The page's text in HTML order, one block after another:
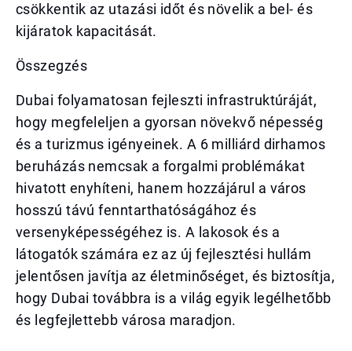
csökkentik az utazási időt és növelik a bel- és
kijáratok kapacitását.
Összegzés
Dubai folyamatosan fejleszti infrastruktúráját,
hogy megfeleljen a gyorsan növekvő népesség
és a turizmus igényeinek. A 6 milliárd dirhamos
beruházás nemcsak a forgalmi problémákat
hivatott enyhíteni, hanem hozzájárul a város
hosszú távú fenntarthatóságához és
versenyképességéhez is. A lakosok és a
látogatók számára ez az új fejlesztési hullám
jelentősen javítja az életminőséget, és biztosítja,
hogy Dubai továbbra is a világ egyik legélhetőbb
és legfejlettebb városa maradjon.